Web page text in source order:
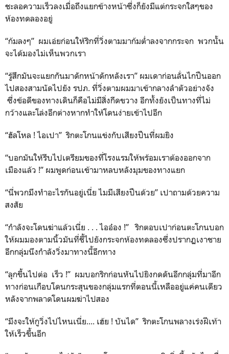
ชะลอความเร็วลงเมื่อถึงแยกข้างหน้าซึ่งก็ยังมีแต่กระจกใสๆของ
ห้องทดลองอยู่
“ก้มลงๆ” ผมเอ่ยก่อนให้ริกที่วิ่งตามมาก้มต่ำลงจากกระจก พวกนั้น
จะได้มองไม่เห็นพวกเรา
“รู้สึกมันจะแยกกันมาดักหน้าดักหลังเรา” ผมเดาก่อนลั่นไกปืนออก
ไปสองสามนัดไปยัง รปภ. ที่วิ่งตามผมมาเข้ากลางลำตัวอย่างจัง
ซึ่งข้อดีของทางเดินก็คือไม่มีสิ่งกีดขวาง อีกทั้งยังเป็นทางที่ไม่
กว้างและโล่งอีกต่างหากทำให้โดนง่ายเข้าไปอีก
“ฮัลโหล ! ไอเปา” ริกตะโกนแข่งกับเสียงปืนที่ผมยิง
“บอกมันให้รีบไปเตรียมของที่โรงแรมให้พร้อมเราต้องออกจาก
เมืองแล้ว !” ผมพูดก่อนเข้ามาหลบหลังมุมของทางแยก
“นี่พวกมึงทำอะไรกันอยู่เนี่ย ไมมีเสียงปืนด้วย” เปาถามด้วยความ
สงสัย
“กำลังจะโดนฆ่าแล้วเนี่ย . . . ไออ๋อง !” ริกตอบเปาก่อนตะโกนบอก
ให้ผมมองตามนิ้วมันที่ชี้ไปยังกระจกห้องทดลองซึ่งปรากฏเงาชาย
อีกกลุ่มนึงกำลังวิ่งมาทางนี้อีกทาง
“ลุกขึ้นไปต่อ เร็ว !” ผมบอกริกก่อนหันไปยิงกดดันอีกกลุ่มที่มาอีก
ทางก่อนเกือบโดนกระสุนของกลุ่มแรกที่ตอนนี้เหลืออยู่แค่คนเดียว
หลังจากพลาดโดนผมฆ่าไปสอง
“มึงจะให้กูวิ่งไปไหนเนี่ย.... เฮ้ย ! บันได” ริกตะโกนพลางเร่งฝีเท้า
ให้เร็วขึ้นอีก